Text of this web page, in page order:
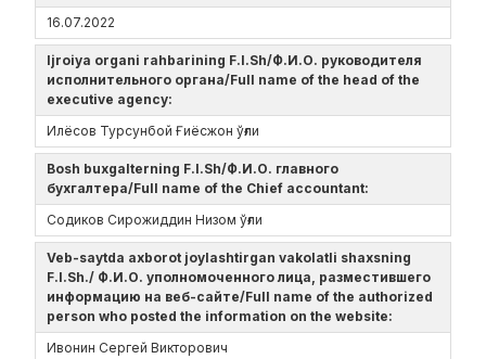
16.07.2022
Ijroiya organi rahbarining F.I.Sh/Ф.И.О. руководителя
исполнительного органа/Full name of the head of the
executive agency:
Илёсов Турсунбой Ғиёсжон ўғли
Bosh buxgalterning F.I.Sh/Ф.И.О. главного
бухгалтера/Full name of the Chief accountant:
Содиков Сирожиддин Низом ўғли
Veb-saytda axborot joylashtirgan vakolatli shaxsning
F.I.Sh./ Ф.И.О. уполномоченного лица, разместившего
информацию на веб-сайте/Full name of the authorized
person who posted the information on the website:
Ивонин Сергей Викторович